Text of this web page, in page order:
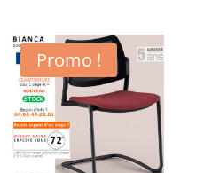
Promo !